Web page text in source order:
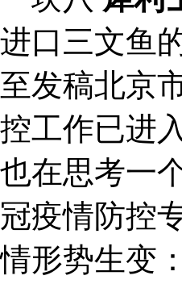
进口三文鱼
至发稿北京
控工作已进
也在思考一
冠疫情防控
情形势生变